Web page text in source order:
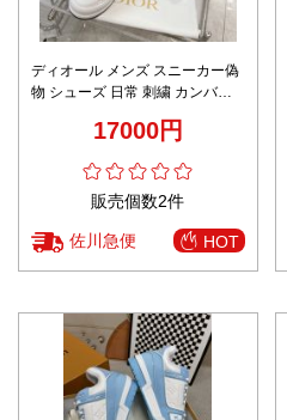
ディオール メンズ スニーカー偽
物 シューズ 日常 刺繍 カンバス
ル ブラック17000円
販売個数2件
佐川急便 HOT